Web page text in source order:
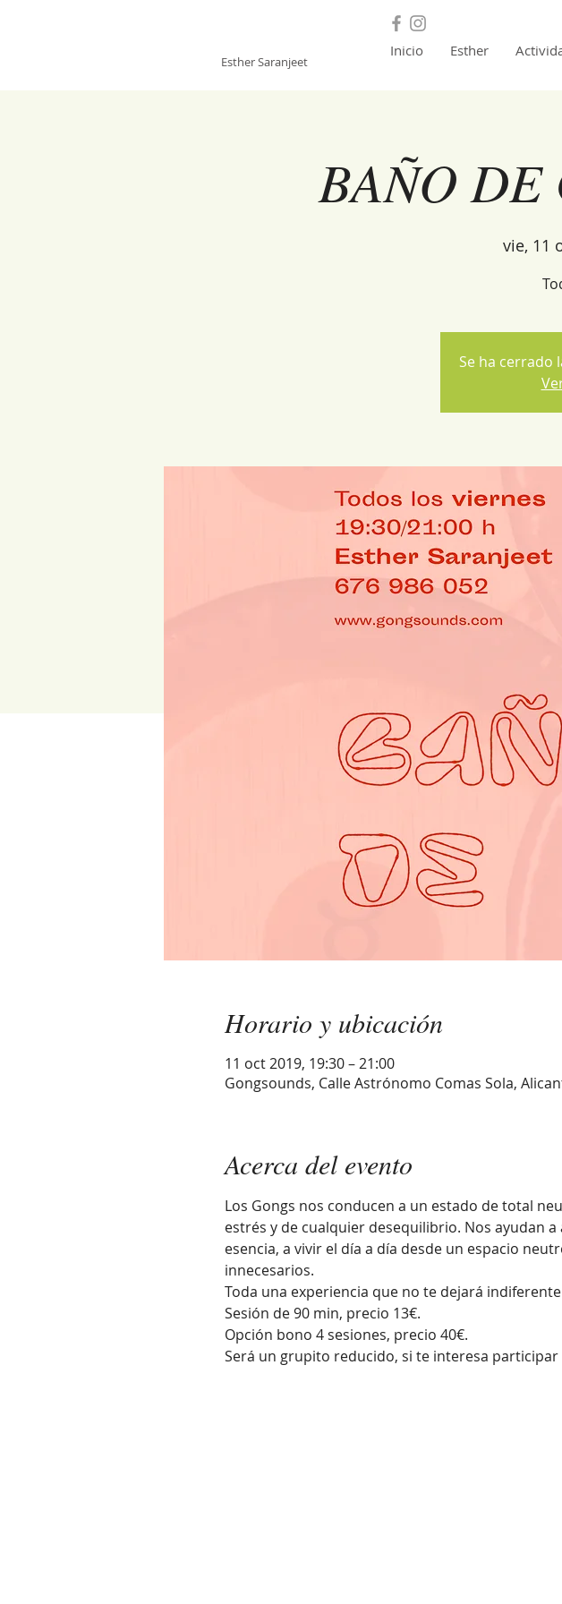
Esther Saranjeet
Inicio Esther
BAÑO DE
vie, 11
Se ha cerrado
Horario y ubicación
11 oct 2019, 19:30 – 21:00
Gongsounds, Calle Astrónomo Comas Sola,
Acerca del evento
Los Gongs nos conducen a un estado de total
estrés y de cualquier desequilibrio. Nos ayudan
esencia, a vivir el día a día desde un espacio
innecesarios.
Toda una experiencia que no te dejará
Sesión de 90 min, precio 13€.
Opción bono 4 sesiones, precio 40€.
Será un grupito reducido, si te interesa participar